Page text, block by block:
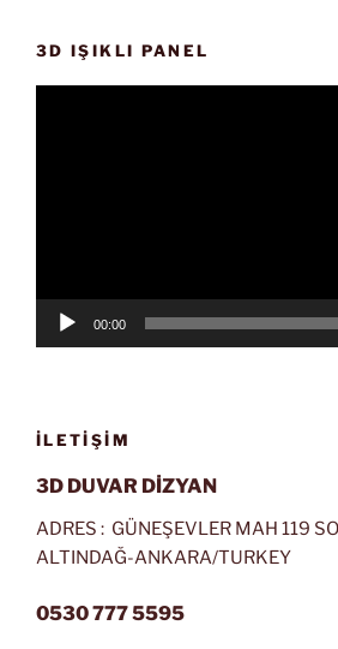
3D IŞIKLI PANEL
00:00
İLETIŞIM
3D DUVAR DİZYAN
ADRES : GÜNEŞEVLER MAH 119
ALTINDAĞ-ANKARA/TURKEY
0530 777 5595